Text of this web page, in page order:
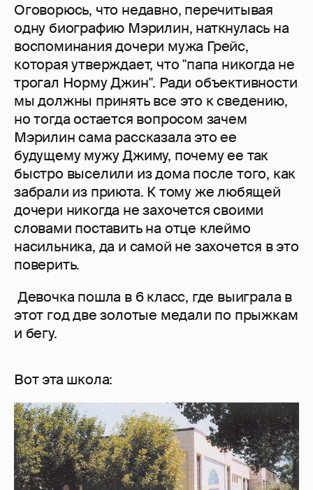
Оговорюсь, что недавно, перечитывая
одну биографию Мэрилин, наткнулась на
воспоминания дочери мужа Грейс,
которая утверждает, что "папа никогда не
трогал Норму Джин". Ради объективности
мы должны принять все это к сведению,
но тогда остается вопросом зачем
Мэрилин сама рассказала это ее
будущему мужу Джиму, почему ее так
быстро выселили из дома после того, как
забрали из приюта. К тому же любящей
дочери никогда не захочется своими
словами поставить на отце клеймо
насильника, да и самой не захочется в это
поверить.
Девочка пошла в 6 класс, где выиграла в
этот год две золотые медали по прыжкам
и бегу.
Вот эта школа: